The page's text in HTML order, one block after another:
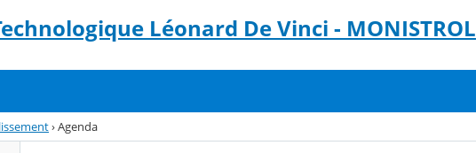
Léonard De Vinci - MONISTROL
›Agenda